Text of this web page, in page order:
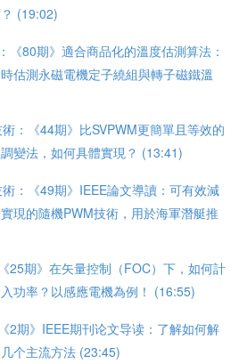
(19:02)
《80期》適合商品化的溫度估測算法：
估測永磁電機定子繞組與轉子磁鐵溫
：《44期》比SVPWM更簡單且等效的
變法，如何具體實現？ (13:41)
：《49期》IEEE論文導讀：可有效減
現的隨機PWM技術，用於海軍潛艇推
25期》在矢量控制（FOC）下，如何計
功率？以感應電機為例！ (16:55)
2期》IEEE期刊论文导读：了解如何解
个主流方法 (23:45)